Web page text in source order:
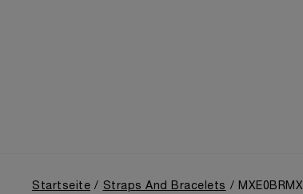
Startseite Straps And Bracelets MXE0BRMX